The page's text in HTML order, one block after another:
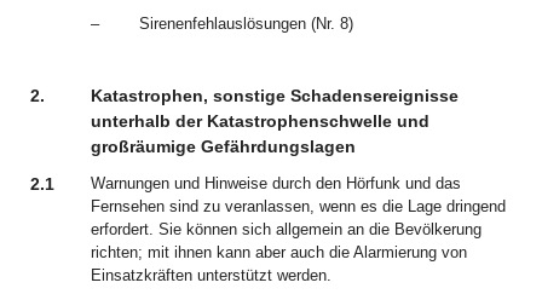
–
Sirenenfehlauslösungen (Nr. 8)
2.
Katastrophen, sonstige Schadensereignisse
unterhalb der Katastrophenschwelle und
großräumige Gefährdungslagen
2.1
Warnungen und Hinweise durch den Hörfunk und das
Fernsehen sind zu veranlassen, wenn es die Lage dringend
erfordert. Sie können sich allgemein an die Bevölkerung
richten; mit ihnen kann aber auch die Alarmierung von
Einsatzkräften unterstützt werden.